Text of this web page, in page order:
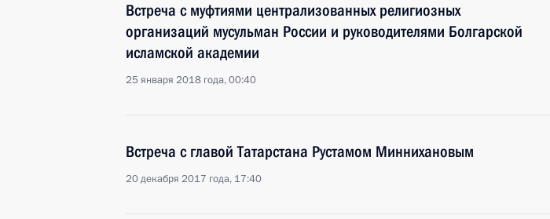
Встреча с муфтиями централизованных религиозных
организаций мусульман России и руководителями Болгарской
исламской академии
25 января 2018 года, 00:40
Встреча с главой Татарстана Рустамом Миннихановым
20 декабря 2017 года, 17:40